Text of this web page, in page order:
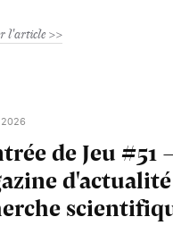
l'article
2026
de Jeu #51